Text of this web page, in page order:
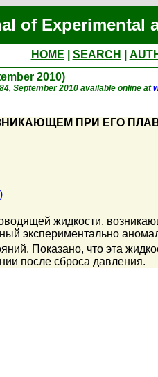
of Experimental
HOME SEARCH
2010)
September 2010 available online at
ПРИ ЕГО
жидкости,
экспериментально
Показано, что эта
после сброса давления.